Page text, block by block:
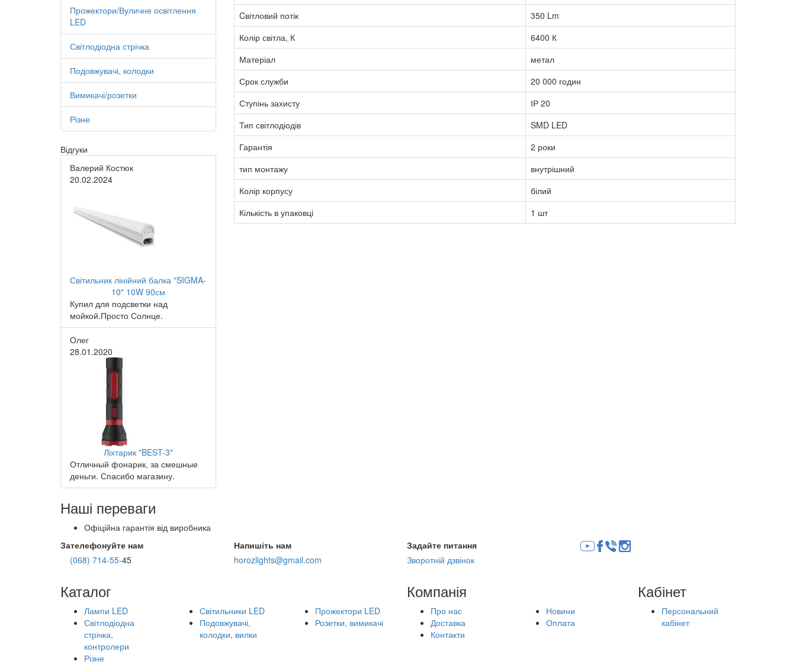
Прожектори/Вуличне освітлення
LED
Світлодіодна стрічка
Подовжувачі, колодки
Вимикачі/розетки
Різне
Відгуки
Валерий Костюк
20.02.2024
Світильник лінійний балка "SIGMA-
10" 10W 90см
Купил для подсветки над
мойкой.Просто Солнце.
Олег
28.01.2020
Ліхтарик "BEST-3"
Отличный фонарик, за смешные
деньги. Спасибо магазину.
Cвітловий потік
350 Lm
Колір світла, К
6400 К
Матеріал
метал
Срок служби
20 000 годин
Ступінь захисту
ІР 20
Тип світлодіодів
SMD LED
Гарантія
2 роки
тип монтажу
внутрішний
Колір корпусу
білий
Кількість в упаковці
1 шт
Наші переваги
Офіційна гарантія від виробника
Зателефонуйте нам
(068) 714-55-45
Напишіть нам
horozlights@gmail.com
Задайте питання
Зворотній дзвінок
Каталог
Лампи LED
Світлодіодна
стрічка,
контролери
Різне
Світильники LED
Подовжувачі,
колодки, вилки
Прожектори LED
Розетки, вимикачі
Компанія
Про нас
Доставка
Контакти
Новини
Оплата
Кабінет
Персональний
кабінет